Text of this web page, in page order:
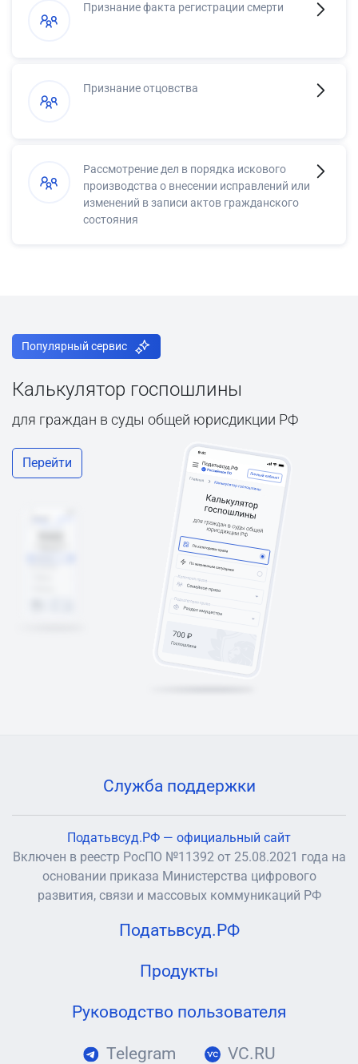
Признание факта регистрации смерти
Признание отцовства
Рассмотрение дел в порядка искового
производства о внесении исправлений или
изменений в записи актов гражданского
состояния
Популярный сервис
Калькулятор госпошлины
для граждан в суды общей юрисдикции РФ
Перейти
Служба поддержки
Податьвсуд.РФ — официальный сайт
Включен в реестр РосПО №11392 от 25.08.2021 года на
основании приказа Министерства цифрового
развития, связи и массовых коммуникаций РФ
Податьвсуд.РФ
Продукты
Руководство пользователя
Telegram VC.RU